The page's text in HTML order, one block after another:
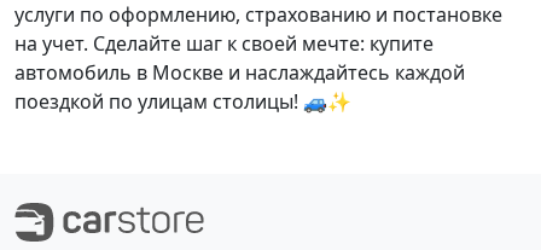
услуги по оформлению, страхованию и постановке
на учет. Сделайте шаг к своей мечте: купите
автомобиль в Москве и наслаждайтесь каждой
поездкой по улицам столицы! 🚙✨